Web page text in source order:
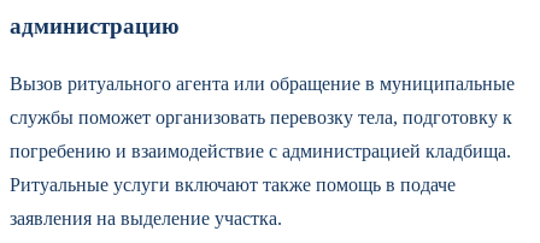
администрацию
Вызов ритуального агента или обращение в муниципальные
службы поможет организовать перевозку тела, подготовку к
погребению и взаимодействие с администрацией кладбища.
Ритуальные услуги включают также помощь в подаче
заявления на выделение участка.